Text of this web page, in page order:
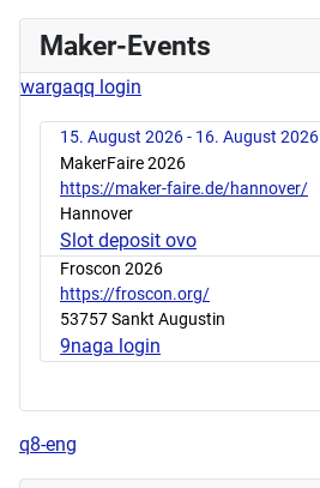
Maker-Events
wargaqq login
15. August 2026 - 16. August 2026
MakerFaire 2026
https://maker-faire.de/hannover/
Hannover
Slot deposit ovo
Froscon 2026
https://froscon.org/
53757 Sankt Augustin
9naga login
q8-eng